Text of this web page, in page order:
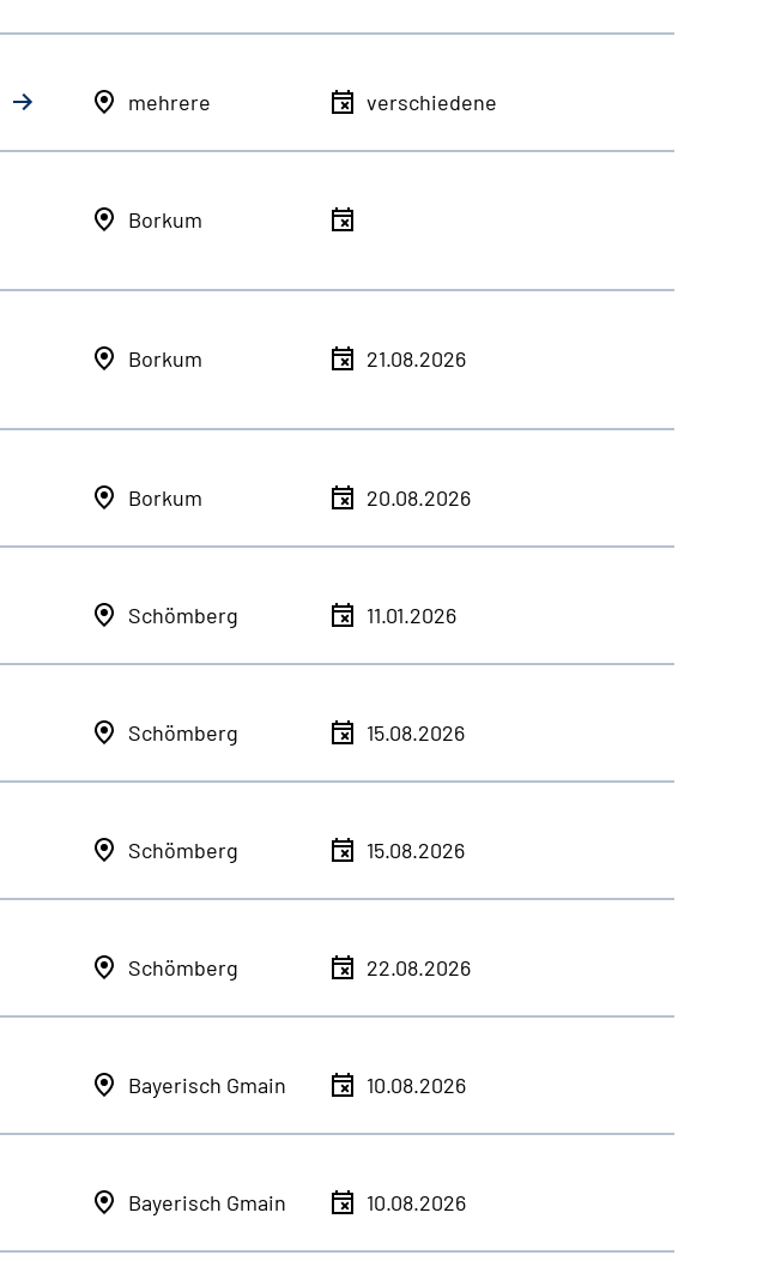
mehrere verschiedene
Borkum
Borkum 21.08.2026
Borkum 20.08.2026
Schömberg 11.01.2026
Schömberg 15.08.2026
Schömberg 15.08.2026
Schömberg 22.08.2026
Bayerisch Gmain 10.08.2026
Bayerisch Gmain 10.08.2026